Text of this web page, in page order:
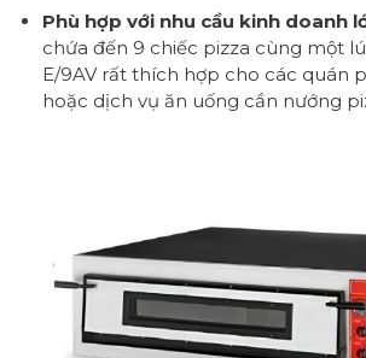
Phù hợp với nhu cầu kinh doanh
chứa đến 9 chiếc pizza cùng một
E/9AV rất thích hợp cho các quán
hoặc dịch vụ ăn uống cần nướng